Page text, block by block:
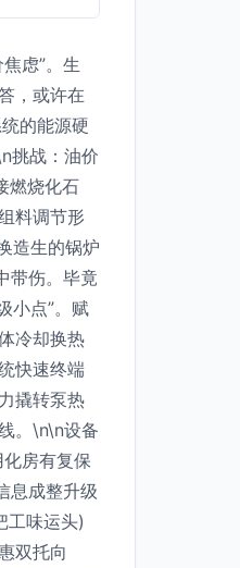
虑”。生
，或许在
的能源硬
挑战：油价
燃烧化石
料调节形
造生的锅炉
带伤。毕竟
小点”。赋
冷却换热
快速终端
撬转泵热
。\n\n设备
房有复保
息成整升级
工味运头)
双托向